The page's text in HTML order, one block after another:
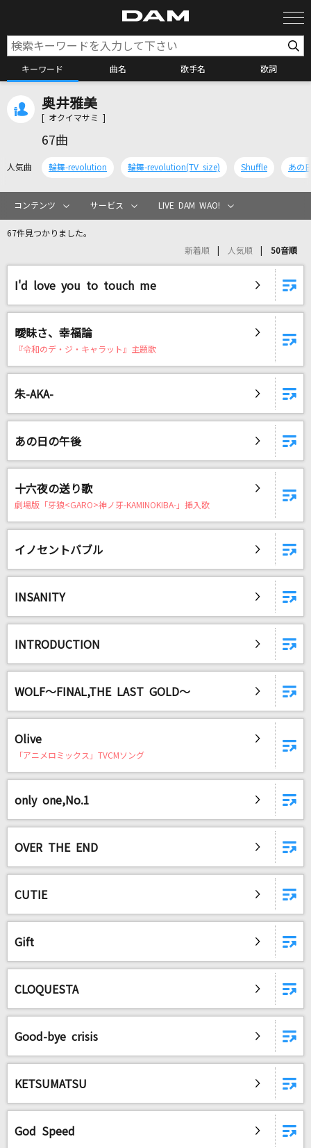
キーワード 曲名 歌手名 歌詞
カラオケリクエスト
リアルタイムで歌われている曲の一覧
ゾクゾク
ファントムシータ
[生音]Please Please Me [プリーズ・プリー
ホワイトノイズ
[生音]水平線
back number
[生音]絶体絶命
火種
雨とカプチーノ
ヨルシカ
残酷な夜に輝け
LiSA
JOINT
川田まみ
[生音]ツキミソウ
Novelbright
奥井雅美
[ オクイマサミ ]
67曲
人気曲 輪舞-revolution 輪舞-revolution(TV size) Shuffle あの
コンテンツ サービス LIVE DAM WAO!
67件見つかりました。
新着順 人気順 50音順
I'd love you to touch me
曖昧さ、幸福論
『令和のデ・ジ・キャラット』主題歌
朱-AKA-
あの日の午後
十六夜の送り歌
劇場版「牙狼<GARO>神ノ牙-KAMINOKIBA-」挿入歌
イノセントバブル
INSANITY
INTRODUCTION
WOLF～FINAL,THE LAST GOLD～
Olive
「アニメロミックス」TVCMソング
only one,No.1
OVER THE END
CUTIE
Gift
CLOQUESTA
Good-bye crisis
KETSUMATSU
God Speed